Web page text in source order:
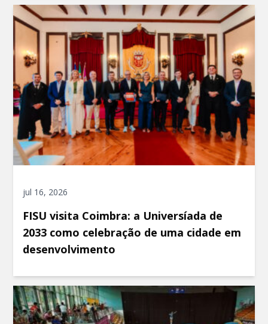
jul 16, 2026
FISU visita Coimbra: a Universíada de
2033 como celebração de uma cidade em
desenvolvimento